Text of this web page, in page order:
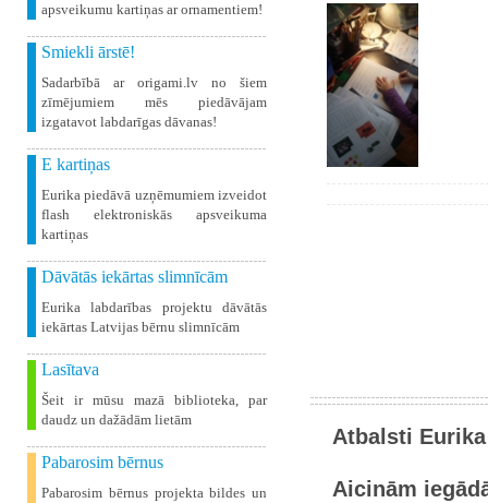
apsveikumu kartiņas ar ornamentiem!
Smiekli ārstē!
Sadarbībā ar origami.lv no šiem
zīmējumiem mēs piedāvājam
izgatavot labdarīgas dāvanas!
E kartiņas
Eurika piedāvā uzņēmumiem izveidot
flash elektroniskās apsveikuma
kartiņas
Dāvātās iekārtas slimnīcām
Eurika labdarības projektu dāvātās
iekārtas Latvijas bērnu slimnīcām
Lasītava
Šeit ir mūsu mazā biblioteka, par
daudz un dažādām lietām
Pabarosim bērnus
Pabarosim bērnus projekta bildes un
Atbalsti
Aicinām